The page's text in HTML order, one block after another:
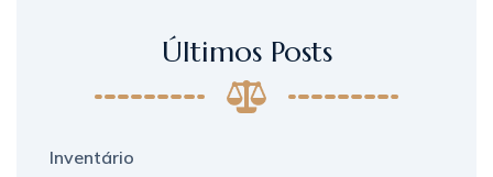
Últimos Posts
Inventário